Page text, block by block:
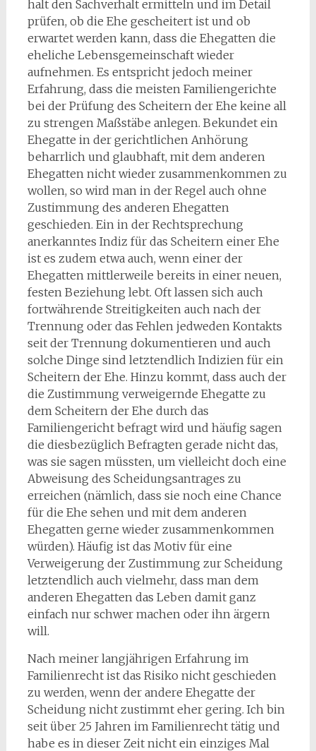
halt den Sachverhalt ermitteln und im Detail
prüfen, ob die Ehe gescheitert ist und ob
erwartet werden kann, dass die Ehegatten die
eheliche Lebensgemeinschaft wieder
aufnehmen. Es entspricht jedoch meiner
Erfahrung, dass die meisten Familiengerichte
bei der Prüfung des Scheitern der Ehe keine all
zu strengen Maßstäbe anlegen. Bekundet ein
Ehegatte in der gerichtlichen Anhörung
beharrlich und glaubhaft, mit dem anderen
Ehegatten nicht wieder zusammenkommen zu
wollen, so wird man in der Regel auch ohne
Zustimmung des anderen Ehegatten
geschieden. Ein in der Rechtsprechung
anerkanntes Indiz für das Scheitern einer Ehe
ist es zudem etwa auch, wenn einer der
Ehegatten mittlerweile bereits in einer neuen,
festen Beziehung lebt. Oft lassen sich auch
fortwährende Streitigkeiten auch nach der
Trennung oder das Fehlen jedweden Kontakts
seit der Trennung dokumentieren und auch
solche Dinge sind letztendlich Indizien für ein
Scheitern der Ehe. Hinzu kommt, dass auch der
die Zustimmung verweigernde Ehegatte zu
dem Scheitern der Ehe durch das
Familiengericht befragt wird und häufig sagen
die diesbezüglich Befragten gerade nicht das,
was sie sagen müssten, um vielleicht doch eine
Abweisung des Scheidungsantrages zu
erreichen (nämlich, dass sie noch eine Chance
für die Ehe sehen und mit dem anderen
Ehegatten gerne wieder zusammenkommen
würden). Häufig ist das Motiv für eine
Verweigerung der Zustimmung zur Scheidung
letztendlich auch vielmehr, dass man dem
anderen Ehegatten das Leben damit ganz
einfach nur schwer machen oder ihn ärgern
will.
Nach meiner langjährigen Erfahrung im
Familienrecht ist das Risiko nicht geschieden
zu werden, wenn der andere Ehegatte der
Scheidung nicht zustimmt eher gering. Ich bin
seit über 25 Jahren im Familienrecht tätig und
habe es in dieser Zeit nicht ein einziges Mal